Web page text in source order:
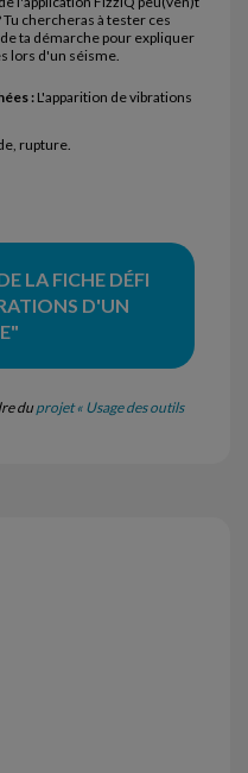
chercheras à tester ces
ta démarche pour expliquer
lors d'un séisme.
: L'apparition de vibrations
rupture.
LA FICHE DÉFI
D'UN
du projet « Usage des outils